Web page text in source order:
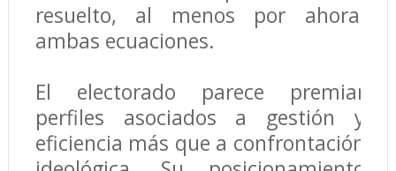
resuelto, al menos por ahora,
ambas ecuaciones.
El electorado parece premiar
perfiles asociados a gestión y
eficiencia más que a confrontación